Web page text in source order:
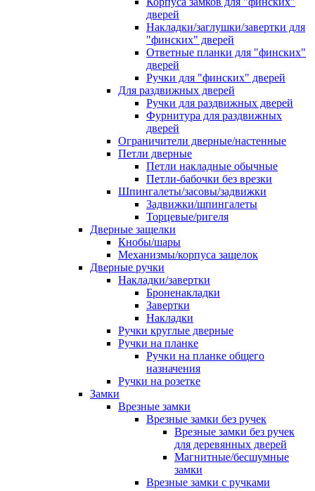
дверей
Накладки/заглушки/завертки для
"финских" дверей
Ответные планки для "финских"
дверей
Ручки для "финских" дверей
Для раздвижных дверей
Ручки для раздвижных дверей
Фурнитура для раздвижных
дверей
Ограничители дверные/настенные
Петли дверные
Петли накладные обычные
Петли-бабочки без врезки
Шпингалеты/засовы/задвижки
Задвижки/шпингалеты
Торцевые/ригеля
Дверные защелки
Кнобы/шары
Механизмы/корпуса защелок
Дверные ручки
Накладки/завертки
Броненакладки
Завертки
Накладки
Ручки круглые дверные
Ручки на планке
Ручки на планке общего
назначения
Ручки на розетке
Замки
Врезные замки
Врезные замки без ручек
Врезные замки без ручек
для деревянных дверей
Магнитные/бесшумные
замки
Врезные замки с ручками